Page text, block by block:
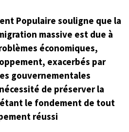
Populaire souligne que la
massive est due à
économiques,
exacerbés par
gouvernementales
de préserver la
le fondement de tout
réussi